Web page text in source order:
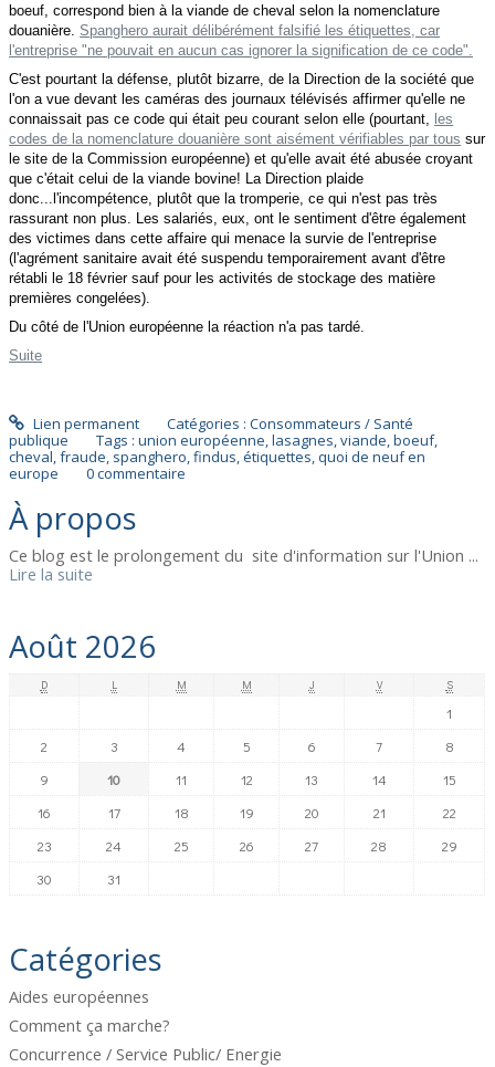
boeuf, correspond bien à la viande de cheval selon la nomenclature
douanière.Spanghero aurait délibérément falsifié les étiquettes, car
l'entreprise "ne pouvait en aucun cas ignorer la signification de ce code".
C'est pourtant la défense, plutôt bizarre, de la Direction de la société que
l'on a vue devant les caméras des journaux télévisés affirmer qu'elle ne
connaissait pas ce code qui était peu courant selon elle (pourtant,
les
codes de la nomenclature douanière sont aisément vérifiables par tous sur
le site de la Commission européenne) et qu'elle avait été abusée croyant
que c'était celui de la viande bovine! La Direction plaide
donc...l'incompétence, plutôt que la tromperie, ce qui n'est pas très
rassurant non plus. Les salariés, eux, ont le sentiment d'être également
des victimes dans cette affaire qui menace la survie de l'entreprise
(l'agrément sanitaire avait été suspendu temporairement avant d'être
rétabli le 18 février sauf pour les activités de stockage des matière
premières congelées).
Du côté de l'Union européenne la réaction n'a pas tardé.
Suite
Lien permanent Catégories : Consommateurs / Santé
publique
Tags : union européenne,lasagnes,viande,boeuf,
cheval,fraude, spanghero,findus,étiquettes,quoi de neuf en
europe
0commentaire
À propos
Ce blog est le prolongement du site d'information sur l'Union ...
Lire la suite
Août 2026
D L M M J V S
1
2
3 4 5 6 7
8
9
10 11 12 13 14
15
16
17 18 19 20 21
22
23
24 25 26 27 28
29
30
31
Catégories
Aides européennes
Comment ça marche?
Concurrence / Service Public/ Energie